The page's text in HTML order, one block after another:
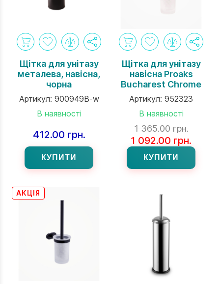
Щітка для унітазу
металева, навісна,
чорна
Артикул: 900949B-w
В наявності
412.00 грн.
КУПИТИ
Щітка для унітазу
навісна Proaks
Bucharest Chrome
Артикул: 952323
В наявності
1 365.00 грн.
1 092.00 грн.
КУПИТИ
АКЦІЯ